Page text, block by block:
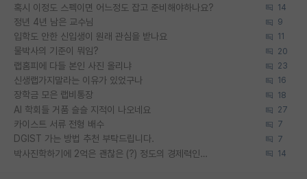
혹시 이정도 스펙이면 어느정도 잡고 준비해야하나요? 14
정년 4년 남은 교수님 9
입학도 안한 신입생이 원래 관심을 받나요 11
물박사의 기준이 뭐임? 20
랩홈피에 다들 본인 사진 올리냐 23
신생랩가지말라는 이유가 있었구나 16
장학금 모은 랩비통장 18
AI 학회들 거품 슬슬 지적이 나오네요 27
카이스트 서류 전형 배수 7
DGIST 가는 방법 추천 부탁드립니다. 7
박사진학하기에 2억은 괜찮은 (?) 정도의 경제력인가요 14